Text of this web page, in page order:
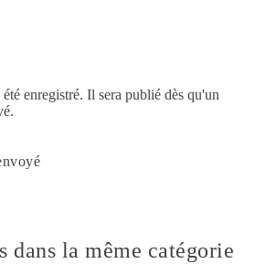
enregistré. Il sera publié dès qu'un
dans la même catégorie